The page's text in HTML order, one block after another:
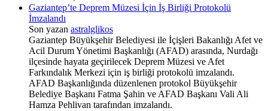
Gaziantep’te Deprem Müzesi İçin İş Birliği Protokolü
İmzalandı
Son yazan astralglikos
Gaziantep Büyükşehir Belediyesi ile İçişleri Bakanlığı Afet ve
Acil Durum Yönetimi Başkanlığı (AFAD) arasında, Nurdağı
ilçesinde hayata geçirilecek Deprem Müzesi ve Afet
Farkındalık Merkezi için iş birliği protokolü imzalandı.
AFAD Başkanlığında düzenlenen protokol Büyükşehir
Belediye Başkanı Fatma Şahin ve AFAD Başkanı Vali Ali
Hamza Pehlivan tarafından imzalandı.